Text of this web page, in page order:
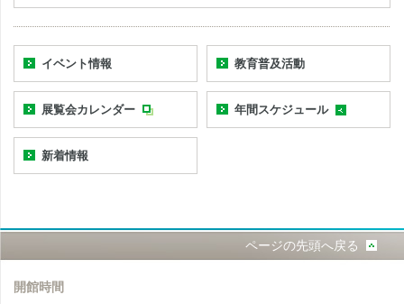
イベント情報 教育普及活動
展覧会カレンダー 年間スケジュール
新着情報
ページの先頭へ戻る
開館時間